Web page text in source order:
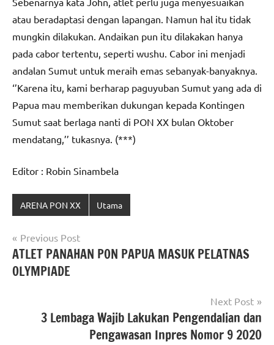
atau beradaptasi dengan lapangan. Namun hal itu tidak
mungkin dilakukan. Andaikan pun itu dilakakan hanya
pada cabor tertentu, seperti wushu. Cabor ini menjadi
andalan Sumut untuk meraih emas sebanyak-banyaknya.
‘’Karena itu, kami berharap paguyuban Sumut yang ada di
Papua mau memberikan dukungan kepada Kontingen
Sumut saat berlaga nanti di PON XX bulan Oktober
mendatang,’’ tukasnya. (***)
Editor : Robin Sinambela
ARENA PON XX Utama
Navigasi
pos
Previous Post
ATLET PANAHAN PON PAPUA MASUK PELATNAS
OLYMPIADE
Next Post
3 Lembaga Wajib Lakukan Pengendalian dan
Pengawasan Inpres Nomor 9 2020